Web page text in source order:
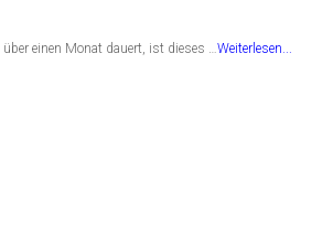
einen Monat dauert, ist dieses …Weiterlesen...